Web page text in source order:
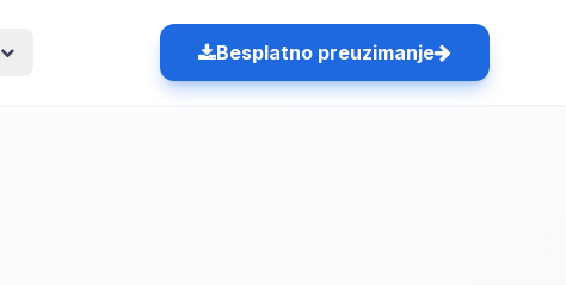
Besplatno preuzimanje